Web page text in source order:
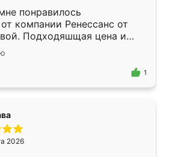
понравилось
компании Ренессанс от
Подходяшщая цена и
изготовления. Приехавший
Владислав
эскизу самый
1
2026